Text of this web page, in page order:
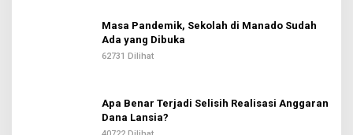
Masa Pandemik, Sekolah di Manado Sudah
Ada yang Dibuka
62731 Dilihat
Apa Benar Terjadi Selisih Realisasi Anggaran
Dana Lansia?